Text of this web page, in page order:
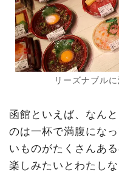
リーズナブル
函館といえば、なん
のは一杯で満腹にな
いものがたくさんあ
楽しみたいとわたし